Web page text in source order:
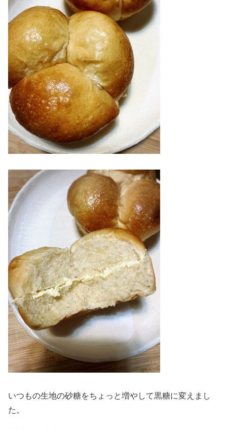
いつもの生地の砂糖をちょっと増やして黒糖に変えまし
た。